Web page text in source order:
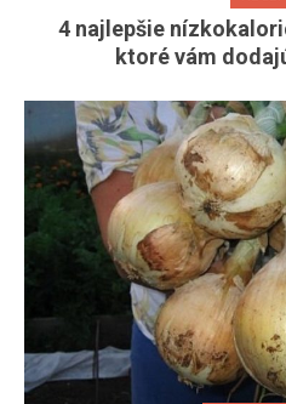
4 najlepšie
ktoré vám